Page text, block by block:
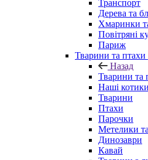
Транспорт
Дерева та
Хмаринки
Повітряні
Париж
Тварини та птахи
Назад
Тварини та
Наші котики
Тварини
Птахи
Парочки
Метелики
Динозаври
Кавай